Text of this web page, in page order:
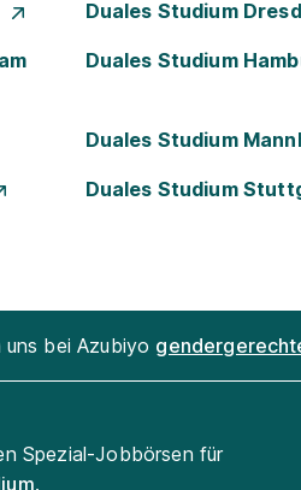
Duales Studium
Duales Studium
Duales Studium
Duales Studium
bei Azubiyo
Spezial-Jobbörsen für
.